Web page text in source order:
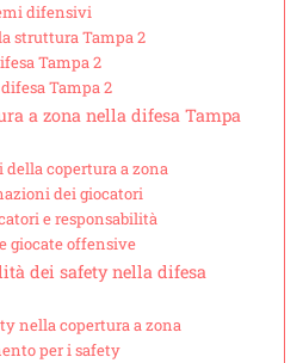
difensivi
struttura Tampa 2
Tampa 2
Tampa 2
a zona nella difesa Tampa
copertura a zona
dei giocatori
e responsabilità
giocate offensive
dei safety nella difesa
nella copertura a zona
per i safety